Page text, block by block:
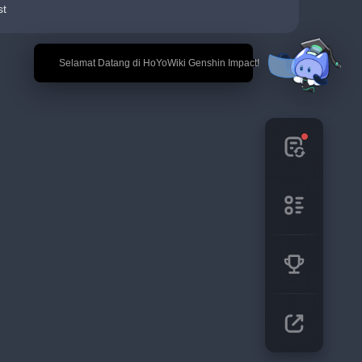
🎉 Selamat Datang di HoYoWiki Genshin Impact!